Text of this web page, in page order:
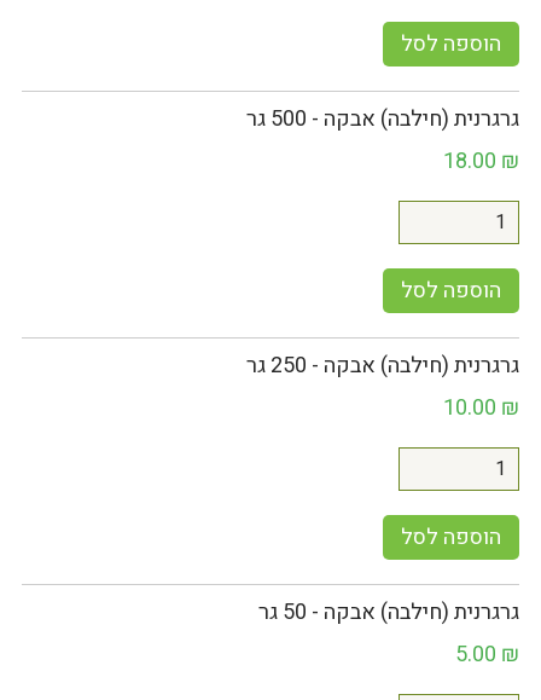
הוספה לסל
גרגרנית (חילבה) אבקה - 500 גר
18.00 ₪
הוספה לסל
גרגרנית (חילבה) אבקה - 250 גר
10.00 ₪
הוספה לסל
גרגרנית (חילבה) אבקה - 50 גר
5.00 ₪